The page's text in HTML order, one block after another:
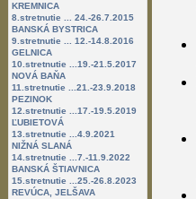
KREMNICA
8.stretnutie ... 24.-26.7.2015
BANSKÁ BYSTRICA
9.stretnutie ... 12.-14.8.2016
GELNICA
10.stretnutie ...19.-21.5.2017
NOVÁ BAŇA
11.stretnutie ...21.-23.9.2018
PEZINOK
12.stretnutie ...17.-19.5.2019
ĽUBIETOVÁ
13.stretnutie ...4.9.2021
NIŽNÁ SLANÁ
14.stretnutie ...7.-11.9.2022
BANSKÁ ŠTIAVNICA
15.stretnutie ...25.-26.8.2023
REVÚCA, JELŠAVA